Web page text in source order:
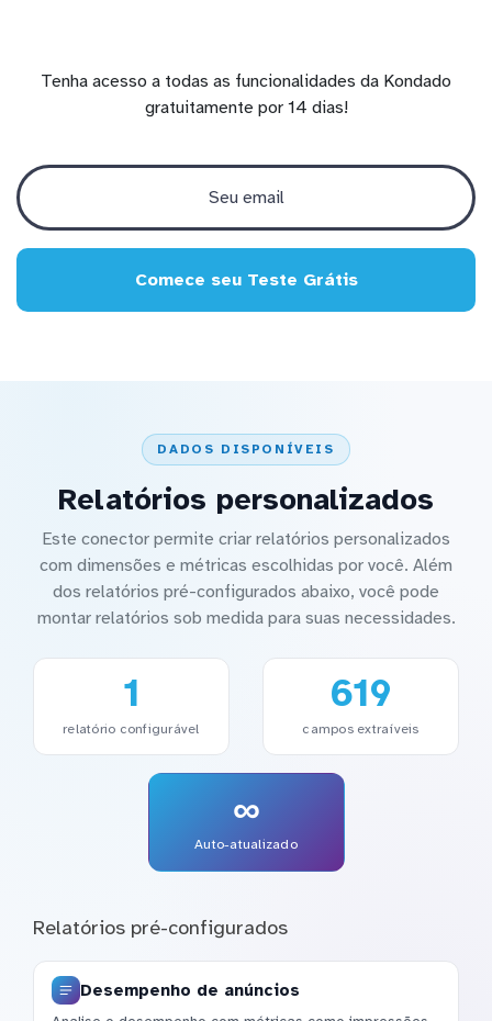
Tenha acesso a todas as funcionalidades da Kondado
gratuitamente por 14 dias!
Comece seu Teste Grátis
DADOS DISPONÍVEIS
Relatórios personalizados
Este conector permite criar relatórios personalizados
com dimensões e métricas escolhidas por você. Além
dos relatórios pré-configurados abaixo, você pode
montar relatórios sob medida para suas necessidades.
1
relatório configurável
619
campos extraíveis
∞
Auto-atualizado
Relatórios pré-configurados
Desempenho de anúncios